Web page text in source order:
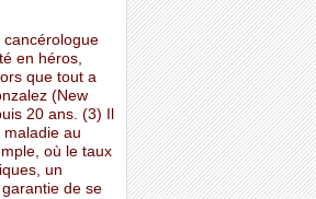
cancérologue
en héros,
que tout a
(New
20 ans. (3) Il
au
où le taux
un
de se